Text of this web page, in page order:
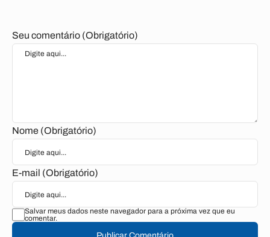
Seu comentário (Obrigatório)
Nome (Obrigatório)
E-mail (Obrigatório)
Salvar meus dados neste navegador para a próxima vez que eu
comentar.
Publicar Comentário